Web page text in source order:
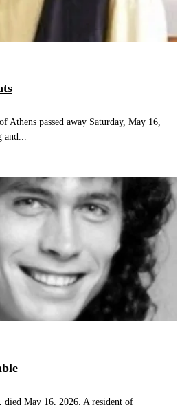
Athens passed away Saturday, May 16,
May 16, 2026. A resident of